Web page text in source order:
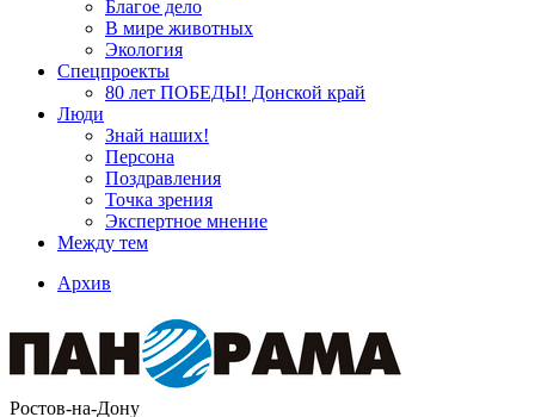
Благое дело
В мире животных
Экология
Спецпроекты
80 лет ПОБЕДЫ! Донской край
Люди
Знай наших!
Персона
Поздравления
Точка зрения
Экспертное мнение
Между тем
Архив
Ростов-на-Дону